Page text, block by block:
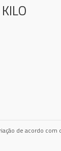
de acordo com